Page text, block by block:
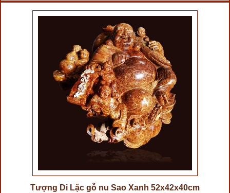
Tượng Di Lặc gỗ nu Sao Xanh 52x42x40cm